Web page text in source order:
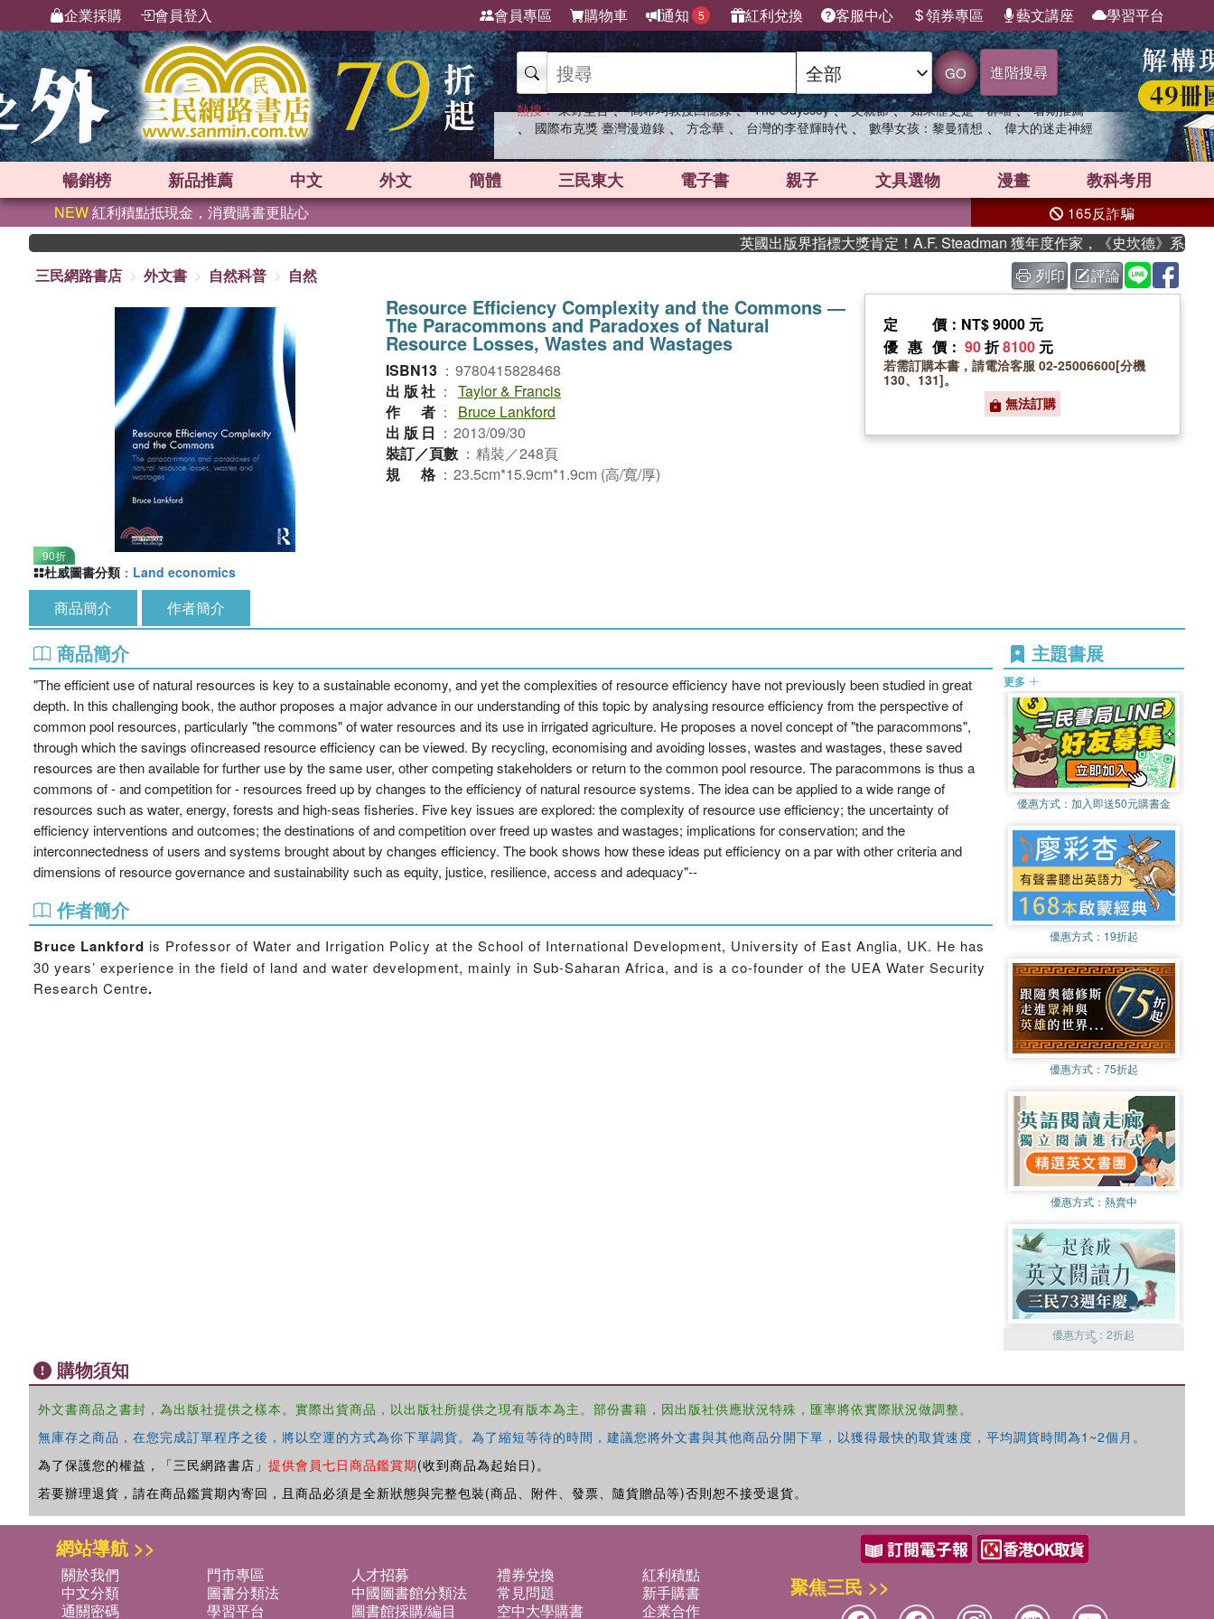
企業採購 會員登入 會員專區 購物車 通知 5 紅利兌換 客服中心 領券專區 藝文講座 學習平台
GO 進階搜尋
熱搜： 東野圭吾 、 高希均教授回憶錄 、 The Odyssey 、 父親節 、 如果歷史是一群喵 、 暑期推薦
、 國際布克獎 臺灣漫遊錄 、 方念華 、 台灣的李登輝時代 、 數學女孩：黎曼猜想 、 偉大的迷走神經
暢銷榜 新品推薦 中文 外文 簡體 三民東大 電子書 親子 文具選物 漫畫 教科考用
NEW紅利積點抵現金，消費購書更貼心 165反詐騙
英國出版界指標大獎肯定！A.F. Steadman 獲年度作家，《史坎德》系列帶你踏
三民網路書店
外文書 自然科普 自然 列印 評論
90折
Resource Efficiency Complexity and the Commons ―
The Paracommons and Paradoxes of Natural
Resource Losses, Wastes and Wastages
ISBN13 ： 9780415828468
出版社 ： Taylor & Francis
作者 ：
Bruce Lankford
出版日 ： 2013/09/30
裝訂／頁數 ： 精裝／248頁
規格 ： 23.5cm*15.9cm*1.9cm (高/寬/厚)
定價 ：NT$ 9000 元
優惠價 ： 90折8100 元
若需訂購本書，請電洽客服 02-25006600[分機
130、131]。
無法訂購
杜威圖書分類 ： Land economics
商品簡介 作者簡介
商品簡介
"The efficient use of natural resources is key to a sustainable economy, and yet the complexities of resource efficiency have not previously been studied in great
depth. In this challenging book, the author proposes a major advance in our understanding of this topic by analysing resource efficiency from the perspective of
common pool resources, particularly "the commons" of water resources and its use in irrigated agriculture. He proposes a novel concept of "the paracommons",
through which the savings ofincreased resource efficiency can be viewed. By recycling, economising and avoiding losses, wastes and wastages, these saved
resources are then available for further use by the same user, other competing stakeholders or return to the common pool resource. The paracommons is thus a
commons of - and competition for - resources freed up by changes to the efficiency of natural resource systems. The idea can be applied to a wide range of
resources such as water, energy, forests and high-seas fisheries. Five key issues are explored: the complexity of resource use efficiency; the uncertainty of
efficiency interventions and outcomes; the destinations of and competition over freed up wastes and wastages; implications for conservation; and the
interconnectedness of users and systems brought about by changes efficiency. The book shows how these ideas put efficiency on a par with other criteria and
dimensions of resource governance and sustainability such as equity, justice, resilience, access and adequacy"--
作者簡介
Bruce Lankford is Professor of Water and Irrigation Policy at the School of International Development, University of East Anglia, UK. He has
30 years’ experience in the field of land and water development, mainly in Sub-Saharan Africa, and is a co-founder of the UEA Water Security
Research Centre.
主題書展
更多
優惠方式： 加入即送50元購書金
優惠方式： 19折起
優惠方式： 75折起
優惠方式： 熱賣中
優惠方式：2折起
購物須知
外文書商品之書封，為出版社提供之樣本。實際出貨商品，以出版社所提供之現有版本為主。部份書籍，因出版社供應狀況特殊，匯率將依實際狀況做調整。
無庫存之商品，在您完成訂單程序之後，將以空運的方式為你下單調貨。為了縮短等待的時間，建議您將外文書與其他商品分開下單，以獲得最快的取貨速度，平均調貨時間為1~2個月。
為了保護您的權益，「三民網路書店」 提供會員七日商品鑑賞期(收到商品為起始日)。
若要辦理退貨，請在商品鑑賞期內寄回，且商品必須是全新狀態與完整包裝(商品、附件、發票、隨貨贈品等)否則恕不接受退貨。
網站導航 >>
關於我們 門市專區 人才招募 禮券兌換
紅利積點
中文分類
圖書分類法 中國圖書館分類法 常見問題
新手購書
通關密碼
學習平台 圖書館採購/編目 空中大學購書
企業合作
聚焦三民 >>